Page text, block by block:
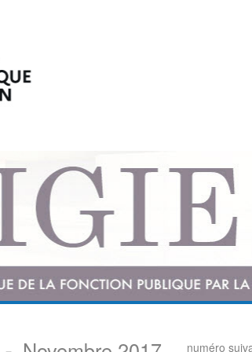
numéro